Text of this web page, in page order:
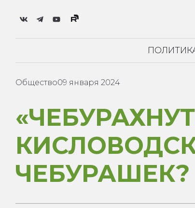
Общество09 января 2024
ЧЕБУРАШЕК?